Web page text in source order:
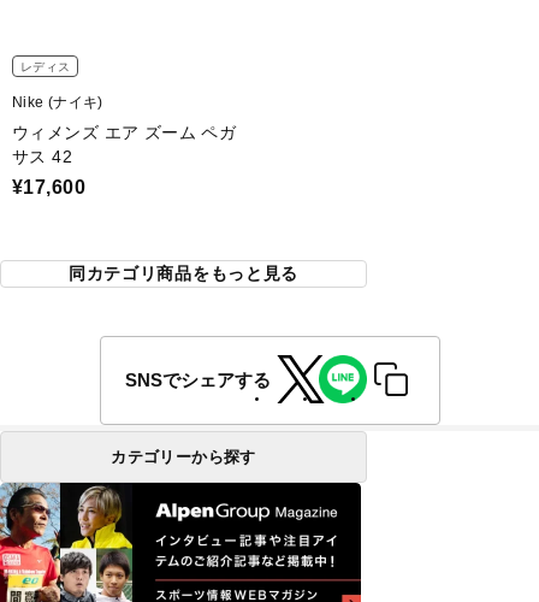
レディス
Nike (ナイキ)
ウィメンズ エア ズーム ペガ
サス 42
¥17,600
同カテゴリ商品をもっと見る
SNSでシェアする
カテゴリーから探す